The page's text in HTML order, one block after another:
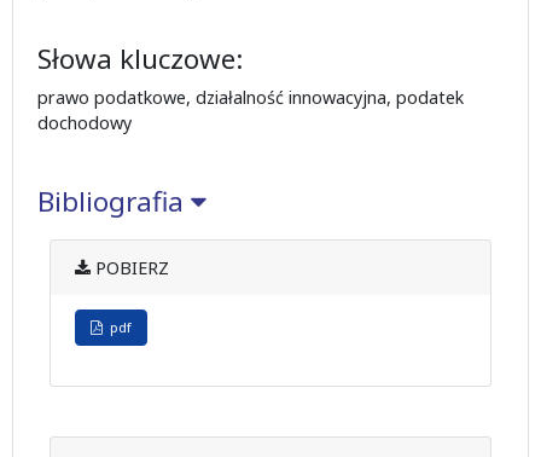
Słowa kluczowe:
prawo podatkowe, działalność innowacyjna, podatek
dochodowy
Bibliografia
POBIERZ
pdf